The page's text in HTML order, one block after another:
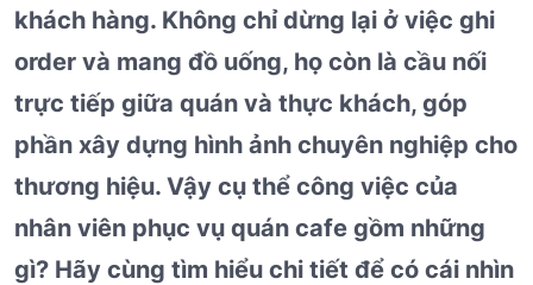
khách hàng. Không chỉ dừng lại ở việc ghi
order và mang đồ uống, họ còn là cầu nối
trực tiếp giữa quán và thực khách, góp
phần xây dựng hình ảnh chuyên nghiệp cho
thương hiệu. Vậy cụ thể công việc của
nhân viên phục vụ quán cafe gồm những
gì? Hãy cùng tìm hiểu chi tiết để có cái nhìn